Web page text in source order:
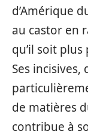
d’Amérique
au castor en
qu’il soit
Ses
de matières
contribue à